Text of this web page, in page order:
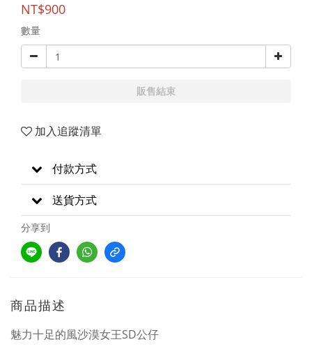
NT$900
數量
販售結束
加入追蹤清單
付款方式
送貨方式
分享到
商品描述
魅力十足的風沙漠女王SD公仔